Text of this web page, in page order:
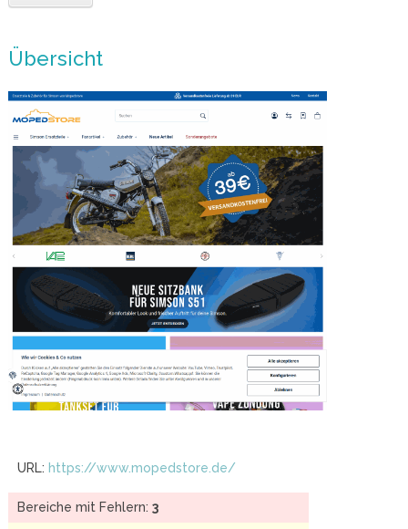
Übersicht
URL: https://www.mopedstore.de/
Bereiche mit Fehlern: 3